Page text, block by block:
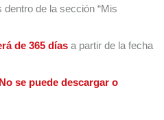
de la sección “Mis
de 365 días a partir de la fecha
No se puede descargar o